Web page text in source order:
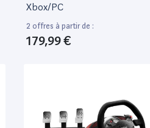
Xbox/PC
2 offres à partir de :
179,99 €